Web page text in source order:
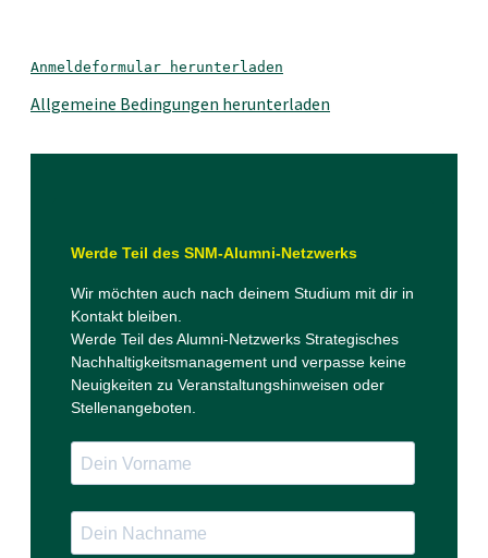
Anmeldeformular herunterladen
Allgemeine Bedingungen herunterladen